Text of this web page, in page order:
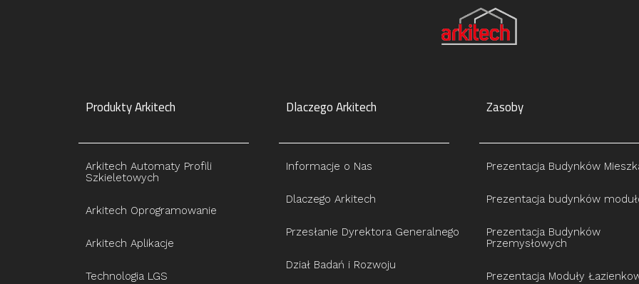
Produkty Arkitech
Arkitech Automaty Profili
Szkieletowych
Arkitech Oprogramowanie
Arkitech Aplikacje
Technologia LGS
Dlaczego Arkitech
Informacje o Nas
Dlaczego Arkitech
Przesłanie Dyrektora Generalnego
Dział Badań i Rozwoju
Zasoby
Prezentacja Budynków
Prezentacja budynków
Prezentacja Budynków
Przemysłowych
Prezentacja Moduły